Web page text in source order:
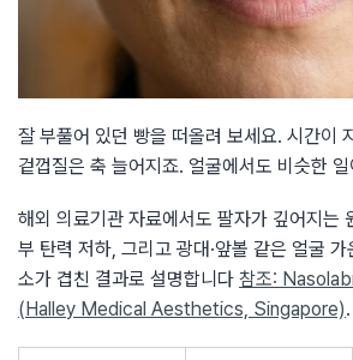
잘 부풀어 있던 빵을 떠올려 보세요. 시간이
겉껍질은 축 늘어지죠. 얼굴에서도 비슷한
해외 의료기관 자료에서도 팔자가 깊어지는
부 탄력 저하, 그리고 광대·앞볼 같은 얼굴
소가 겹친 결과로 설명합니다 참조:
(Halley Medical Aesthetics, Singapore).